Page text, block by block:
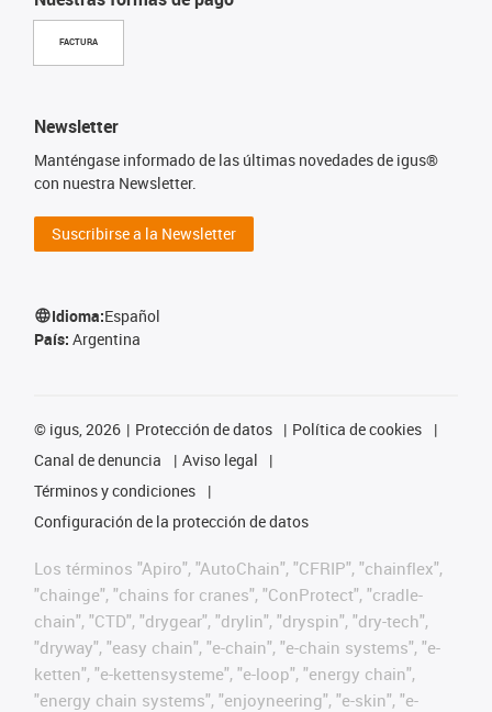
FACTURA
Newsletter
Manténgase informado de las últimas novedades de igus®
con nuestra Newsletter.
Suscribirse a la Newsletter
Idioma:Español
País: Argentina
© igus, 2026 Protección de datos
Política de cookies
Canal de denuncia
Aviso legal
Términos y condiciones
Configuración de la protección de datos
Los términos "Apiro", "AutoChain", "CFRIP", "chainflex",
"chainge", "chains for cranes", "ConProtect", "cradle-
chain", "CTD", "drygear", "drylin", "dryspin", "dry-tech",
"dryway", "easy chain", "e-chain", "e-chain systems", "e-
ketten", "e-kettensysteme", "e-loop", "energy chain",
"energy chain systems", "enjoyneering", "e-skin", "e-